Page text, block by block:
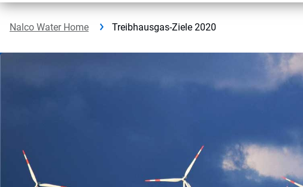
Nalco Water Home Treibhausgas-Ziele 2020